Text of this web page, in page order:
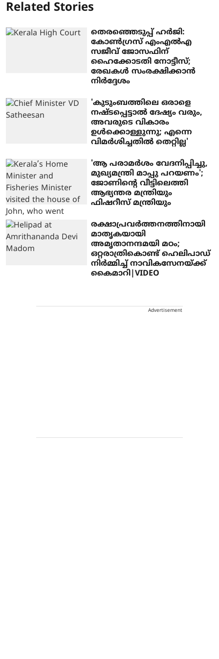
Related Stories
തെരഞ്ഞെടുപ്പ് ഹർജി:
കോൺഗ്രസ് എംഎൽഎ
സജീവ് ജോസഫിന്
ഹൈക്കോടതി നോട്ടീസ്;
രേഖകൾ സംരക്ഷിക്കാൻ
നിർദ്ദേശം
'കുടുംബത്തിലെ ഒരാളെ
നഷ്ടപ്പെട്ടാല്‍ ദേഷ്യം വരും,
അവരുടെ വികാരം
ഉള്‍ക്കൊള്ളുന്നു; എന്നെ
വിമര്‍ശിച്ചതില്‍ തെറ്റില്ല'
'ആ പരാമര്‍ശം വേദനിപ്പിച്ചു,
മുഖ്യമന്ത്രി മാപ്പു പറയണം';
ജോണിന്റെ വീട്ടിലെത്തി
ആഭ്യന്തര മന്ത്രിയും
ഫിഷറീസ് മന്ത്രിയും
രക്ഷാപ്രവർത്തനത്തിനായി
മാതൃകയായി
അമൃതാനന്ദമയി മഠം;
ഒറ്റരാത്രികൊണ്ട് ഹെലിപാഡ്
നിർമ്മിച്ച് നാവികസേനയ്ക്ക്
കൈമാറി|VIDEO
Advertisement